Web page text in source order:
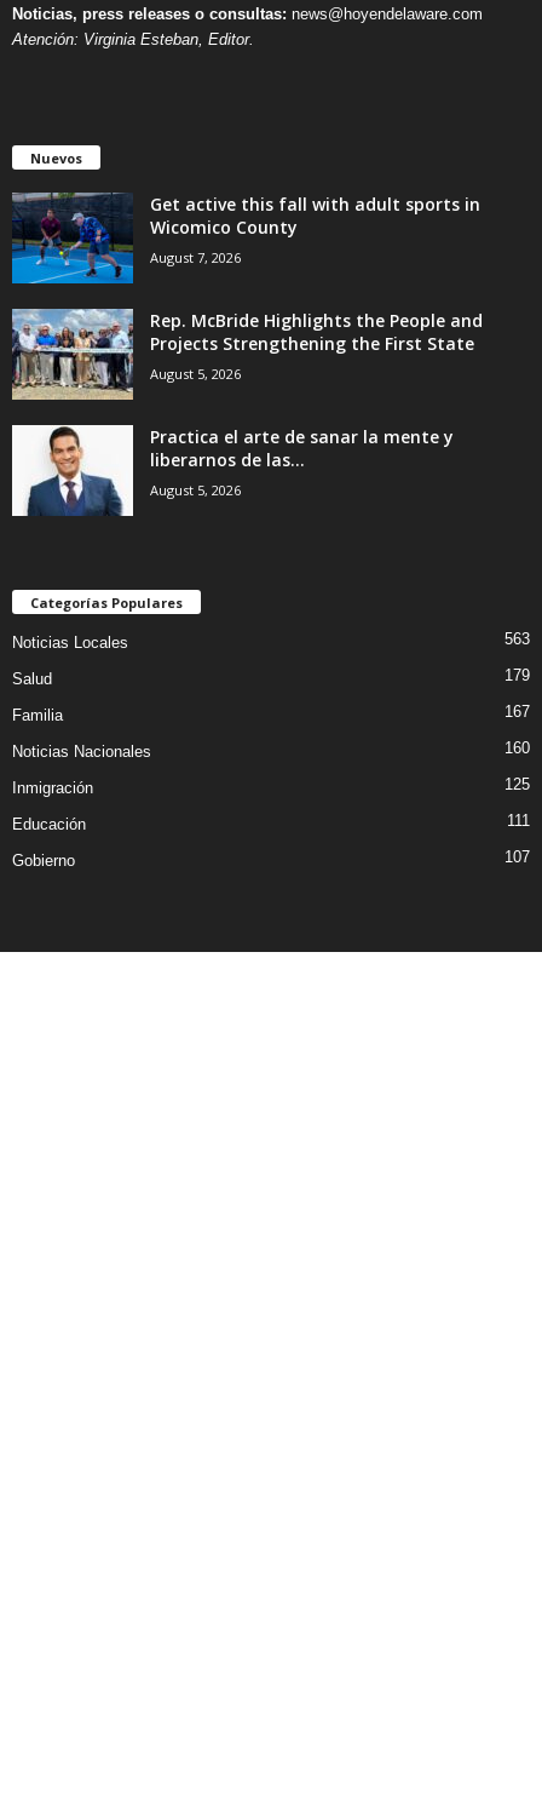
Noticias, press releases o consultas: news@hoyendelaware.com
Atención: Virginia Esteban, Editor.
Nuevos
Get active this fall with adult sports in
Wicomico County
August 7, 2026
Rep. McBride Highlights the People and
Projects Strengthening the First State
August 5, 2026
Practica el arte de sanar la mente y
liberarnos de las...
August 5, 2026
Categorías Populares
Noticias Locales 563
Salud 179
Familia 167
Noticias Nacionales 160
Inmigración 125
Educación 111
Gobierno 107